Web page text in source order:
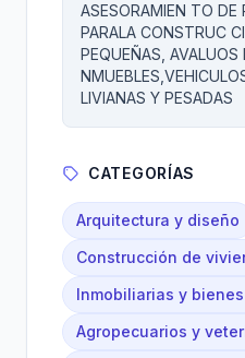
ASESORAMIEN TO DE
PARALA CONSTRUC
PEQUEÑAS, AVALUOS
LIVIANAS Y PESADAS
CATEGORÍAS
Arquitectura y diseño
Construcción de
Inmobiliarias y
Agropecuarios y